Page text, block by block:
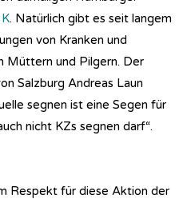
. Natürlich gibt es seit langem
von Kranken und
Müttern und Pilgern. Der
Salzburg Andreas Laun
segnen ist eine Segen für
nicht KZs segnen darf“.
Respekt für diese Aktion der